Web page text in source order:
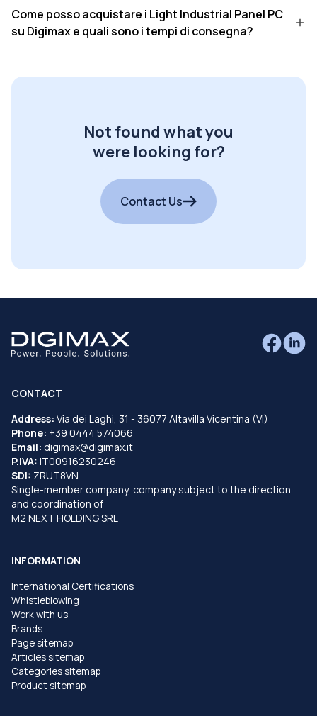
Come posso acquistare i Light Industrial Panel PC
su Digimax e quali sono i tempi di consegna?
Not found what you
were looking for?
Contact Us
CONTACT
Address: Via dei Laghi, 31 - 36077 Altavilla Vicentina (VI)
Phone: +39 0444 574066
Email: digimax@digimax.it
P.IVA: IT00916230246
SDI: ZRUT8VN
Single-member company, company subject to the direction
and coordination of
M2 NEXT HOLDING SRL
INFORMATION
International Certifications
Whistleblowing
Work with us
Brands
Page sitemap
Articles sitemap
Categories sitemap
Product sitemap